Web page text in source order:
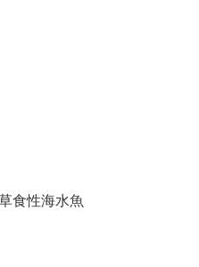
食性海水魚